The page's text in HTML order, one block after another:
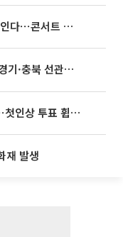
빅뱅, 20주년 기념 '새 뱅봉' 선보인다⋯콘서트 앞두고 팝업 개최
위 등 추가 압수수색
‘나솔사계’ 국화, 결별 후 재등장⋯첫인상 투표 휩쓸고 ‘인기녀’ 등극
재 발생